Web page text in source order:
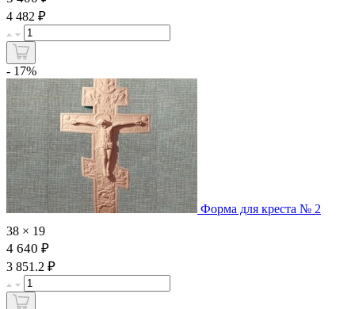
4 482 ₽
- 17%
Форма для креста № 2
38 × 19
4 640 ₽
3 851.2 ₽